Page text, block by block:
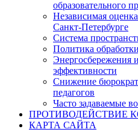
образовательного
Независимая
Санкт-Петербурге
Система
Политика
Энергосбережения
эффективности
Снижение
педагогов
Часто задаваемые
ПРОТИВОДЕЙСТВИЕ
КАРТА САЙТА